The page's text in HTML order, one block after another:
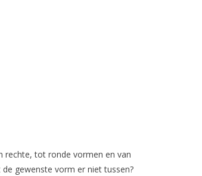
rechte, tot ronde vormen en van
gewenste vorm er niet tussen?